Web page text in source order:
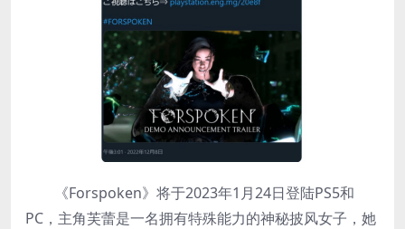
《Forspoken》将于2023年1月24日登陆PS5和
PC，主角芙蕾是一名拥有特殊能力的神秘披风女子，她